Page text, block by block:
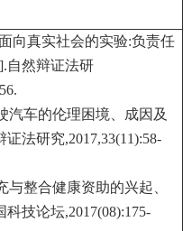
向真实社会的实验:负责任
自然辩证法研
汽车的伦理困境、成因及
法研究,2017,33(11):58-
与整合健康资助的兴起、
技论坛,2017(08):175-